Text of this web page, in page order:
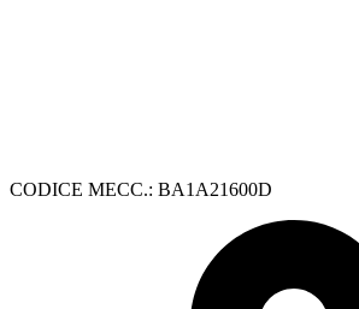
CODICE MECC.: BA1A21600D